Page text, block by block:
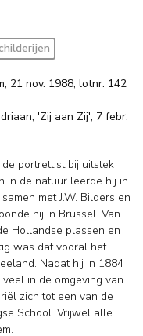
21 nov. 1988, lotnr. 142
'Zij aan Zij', 7 febr.
portrettist bij uitstek
in de natuur leerde hij in
met J.W. Bilders en
hij in Brussel. Van
Hollandse plassen en
was dat vooral het
Nadat hij in 1884
in de omgeving van
zich tot een van de
School. Vrijwel alle